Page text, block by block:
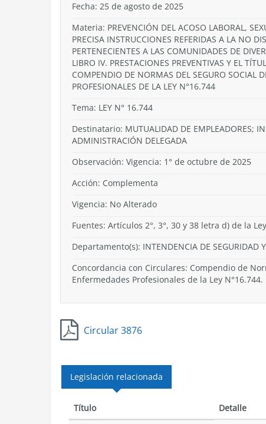
Fecha: 25 de agosto de 2025
Materia: PREVENCIÓN DEL ACOSO LABORAL,
PRECISA INSTRUCCIONES REFERIDAS A LA NO
PERTENECIENTES A LAS COMUNIDADES DE
LIBRO IV. PRESTACIONES PREVENTIVAS Y EL
COMPENDIO DE NORMAS DEL SEGURO SOCIAL
PROFESIONALES DE LA LEY N°16.744
Tema: LEY N° 16.744
Destinatario: MUTUALIDAD DE EMPLEADORES;
ADMINISTRACIÓN DELEGADA
Observación: Vigencia: 1° de octubre de 2025
Acción: Complementa
Vigencia: No Alterado
Fuentes: Artículos 2°, 3°, 30 y 38 letra d) de la
Departamento(s): INTENDENCIA DE SEGURIDAD
Concordancia con Circulares: Compendio de
Enfermedades Profesionales de la Ley N°16.744.
Circular 3876
Legislación relacionada
Título Detalle